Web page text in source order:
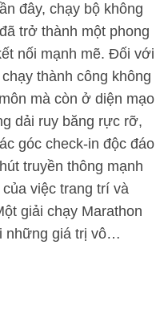
đây, chạy bộ không
trở thành một phong
nối mạnh mẽ. Đối với
thành công không
mà còn ở diện mạo
dải ruy băng rực rỡ,
góc check-in độc đáo
truyền thông mạnh
việc trang trí và
giải chạy Marathon
những giá trị vô…